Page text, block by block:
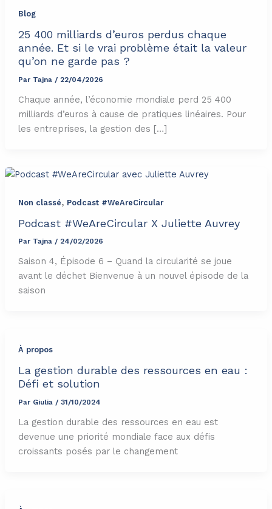
Blog
25 400 milliards d’euros perdus chaque
année. Et si le vrai problème était la valeur
qu’on ne garde pas ?
Par Tajna / 22/04/2026
Chaque année, l’économie mondiale perd 25 400
milliards d’euros à cause de pratiques linéaires. Pour
les entreprises, la gestion des […]
Non classé, Podcast #WeAreCircular
Podcast #WeAreCircular X Juliette Auvrey
Par Tajna / 24/02/2026
Saison 4, Épisode 6 – Quand la circularité se joue
avant le déchet Bienvenue à un nouvel épisode de la
saison
À propos
La gestion durable des ressources en eau :
Défi et solution
Par Giulia / 31/10/2024
La gestion durable des ressources en eau est
devenue une priorité mondiale face aux défis
croissants posés par le changement